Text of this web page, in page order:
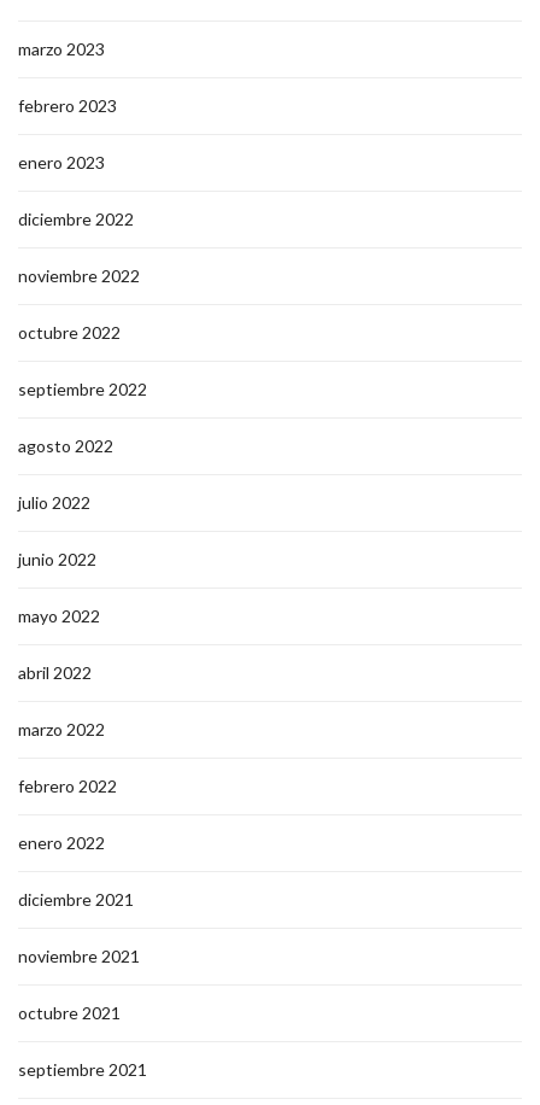
marzo 2023
febrero 2023
enero 2023
diciembre 2022
noviembre 2022
octubre 2022
septiembre 2022
agosto 2022
julio 2022
junio 2022
mayo 2022
abril 2022
marzo 2022
febrero 2022
enero 2022
diciembre 2021
noviembre 2021
octubre 2021
septiembre 2021